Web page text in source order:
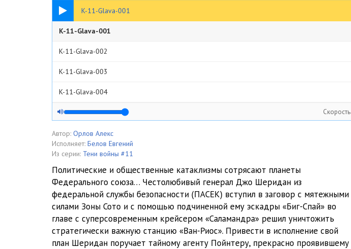
K-11-Glava-001
04:56
K-11-Glava-001
K-11-Glava-002
K-11-Glava-003
K-11-Glava-004
K-11-Glava-005-1
K-11-Glava-005-2
K-11-Glava-006
K-11-Glava-007
K-11-Glava-008
K-11-Glava-010
Скорость
Автор: Орлов Алекс
Исполняет: Белов Евгений
Из серии: Тени войны #11
Политические и общественные катаклизмы сотрясают планеты
Федерального союза… Честолюбивый генерал Джо Шеридан из
федеральной службы безопасности (ПАСЕК) вступил в заговор с мятежными
силами Зоны Сото и с помощью подчиненной ему эскадры «Биг-Спай» во
главе с суперсовременным крейсером «Саламандра» решил уничтожить
стратегически важную станцию «Ван-Риос». Привести в исполнение свой
план Шеридан поручает тайному агенту Пойнтеру, прекрасно проявившему